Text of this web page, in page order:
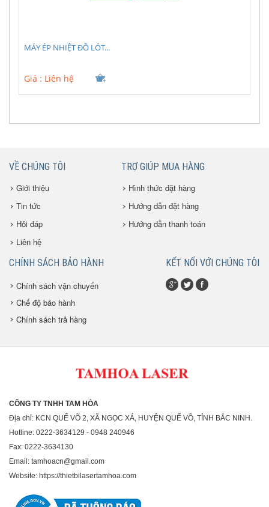
MÁY ÉP NHIỆT ĐỒ LÓT...
Giá : Liên hệ
VỀ CHÚNG TÔI
Giới thiệu
Tin tức
Hỏi đáp
Liên hệ
TRỢ GIÚP MUA HÀNG
Hình thức đặt hàng
Hướng dẫn đặt hàng
Hướng dẫn thanh toán
CHÍNH SÁCH BẢO HÀNH
Chính sách vận chuyển
Chế độ bảo hành
Chính sách trả hàng
KẾT NỐI VỚI CHÚNG TÔI
CÔNG TY TNHH TAM HÒA
Địa chỉ: KCN QUẾ VÕ 2, XÃ NGỌC XÁ, HUYỆN QUẾ VÕ, TỈNH BẮC NINH.
Hotline: 0222-3634129 - 0948 240946
Fax: 0222-3634130
Email: tamhoacn@gmail.com
Website: https://thietbilasertamhoa.com